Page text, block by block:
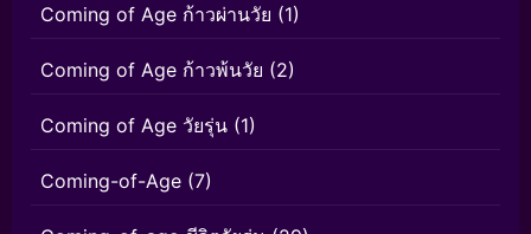
Coming of Age ก้าวผ่านวัย (1)
Coming of Age ก้าวพ้นวัย (2)
Coming of Age วัยรุ่น (1)
Coming-of-Age (7)